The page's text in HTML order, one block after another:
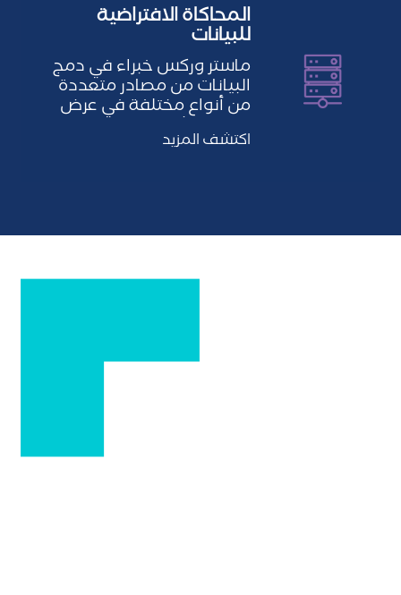
المحاكاة الافتراضية
للبيانات
ماستر وركس خبراء في دمج
البيانات من مصادر متعددة
من أنواع مختلفة في عرض
منطقي شامل دون نقل…
اكتشف المزيد